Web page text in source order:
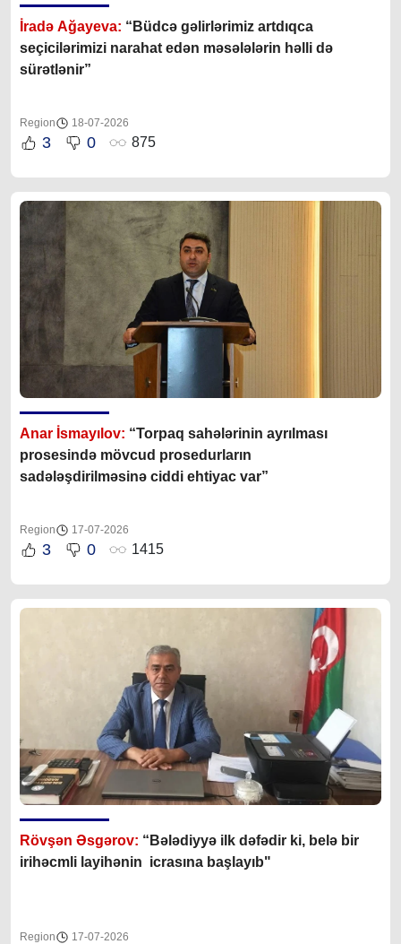
İradə Ağayeva: “Büdcə gəlirlərimiz artdıqca
seçicilərimizi narahat edən məsələlərin həlli də
sürətlənir”
Region 18-07-2026
3 0 875
Anar İsmayılov: “Torpaq sahələrinin ayrılması
prosesində mövcud prosedurların
sadələşdirilməsinə ciddi ehtiyac var”
Region 17-07-2026
3 0 1415
Rövşən Əsgərov: “Bələdiyyə ilk dəfədir ki, belə bir
irihəcmli layihənin icrasına başlayıb"
Region 17-07-2026